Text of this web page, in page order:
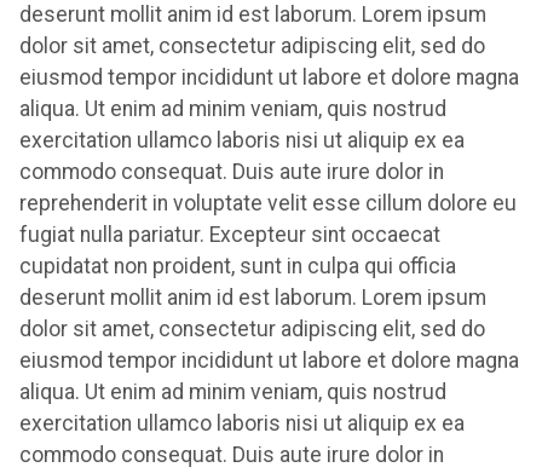
deserunt mollit anim id est laborum. Lorem ipsum
dolor sit amet, consectetur adipiscing elit, sed do
eiusmod tempor incididunt ut labore et dolore magna
aliqua. Ut enim ad minim veniam, quis nostrud
exercitation ullamco laboris nisi ut aliquip ex ea
commodo consequat. Duis aute irure dolor in
reprehenderit in voluptate velit esse cillum dolore eu
fugiat nulla pariatur. Excepteur sint occaecat
cupidatat non proident, sunt in culpa qui officia
deserunt mollit anim id est laborum. Lorem ipsum
dolor sit amet, consectetur adipiscing elit, sed do
eiusmod tempor incididunt ut labore et dolore magna
aliqua. Ut enim ad minim veniam, quis nostrud
exercitation ullamco laboris nisi ut aliquip ex ea
commodo consequat. Duis aute irure dolor in